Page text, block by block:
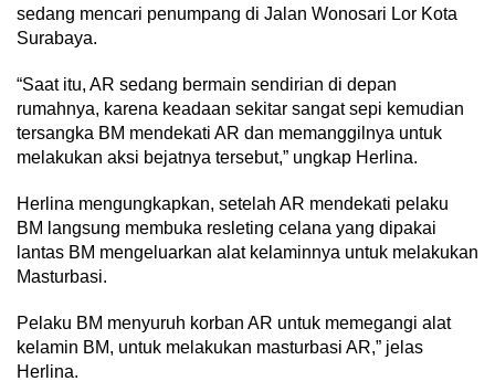
sedang mencari penumpang di Jalan Wonosari Lor Kota
Surabaya.
“Saat itu, AR sedang bermain sendirian di depan
rumahnya, karena keadaan sekitar sangat sepi kemudian
tersangka BM mendekati AR dan memanggilnya untuk
melakukan aksi bejatnya tersebut,” ungkap Herlina.
Herlina mengungkapkan, setelah AR mendekati pelaku
BM langsung membuka resleting celana yang dipakai
lantas BM mengeluarkan alat kelaminnya untuk melakukan
Masturbasi.
Pelaku BM menyuruh korban AR untuk memegangi alat
kelamin BM, untuk melakukan masturbasi AR,” jelas
Herlina.